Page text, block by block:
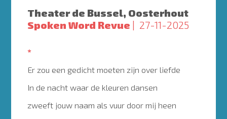
Theater de Bussel, Oosterhout
Spoken Word Revue
27-11-2025
*
Er zou een gedicht moeten zijn over liefde
In de nacht waar de kleuren dansen
zweeft jouw naam als vuur door mij heen